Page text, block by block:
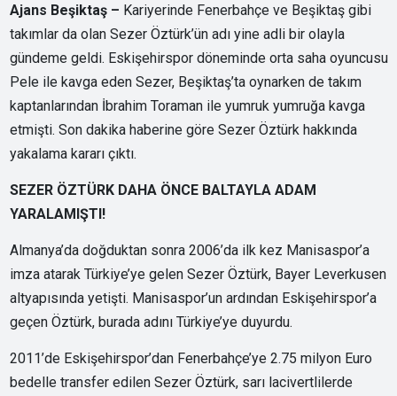
Ajans Beşiktaş – Kariyerinde Fenerbahçe ve Beşiktaş gibi
takımlar da olan Sezer Öztürk’ün adı yine adli bir olayla
gündeme geldi. Eskişehirspor döneminde orta saha oyuncusu
Pele ile kavga eden Sezer, Beşiktaş’ta oynarken de takım
kaptanlarından İbrahim Toraman ile yumruk yumruğa kavga
etmişti. Son dakika haberine göre Sezer Öztürk hakkında
yakalama kararı çıktı.
SEZER ÖZTÜRK DAHA ÖNCE BALTAYLA ADAM
YARALAMIŞTI!
Almanya’da doğduktan sonra 2006’da ilk kez Manisaspor’a
imza atarak Türkiye’ye gelen Sezer Öztürk, Bayer Leverkusen
altyapısında yetişti. Manisaspor’un ardından Eskişehirspor’a
geçen Öztürk, burada adını Türkiye’ye duyurdu.
2011’de Eskişehirspor’dan Fenerbahçe’ye 2.75 milyon Euro
bedelle transfer edilen Sezer Öztürk, sarı lacivertlilerde